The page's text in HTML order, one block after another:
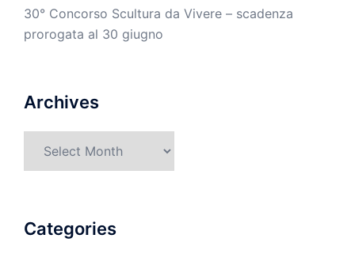
30° Concorso Scultura da Vivere – scadenza
prorogata al 30 giugno
Archives
Categories